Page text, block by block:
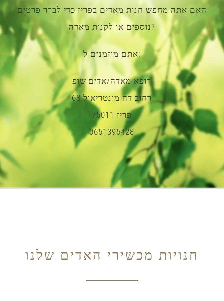
האם אתה מחפש חנות מאדים בפריז כדי לברר פרטים
נוספים או לקנות מאדה?
אתם מוזמנים ל:
רופא מאדה/אדים'שופ
רחוב דה מונטריאול 68
75011 פריז
0651395428
חנויות מכשירי האדים שלנו